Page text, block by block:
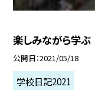
楽しみながら学ぶ
公開日 2021/05/18
学校日記2021